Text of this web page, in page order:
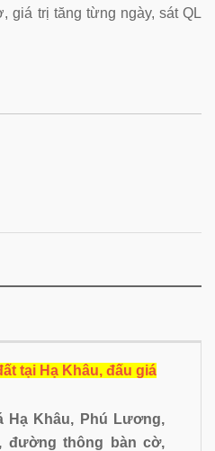
giá trị tăng từng ngày, sát QL
tại Hạ Khâu, đấu giá
Hạ Khâu, Phú Lương,
đường thông bàn cờ,